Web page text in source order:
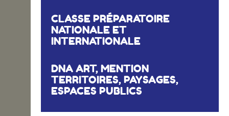
CLASSE PRÉPARATOIRE
NATIONALE ET
INTERNATIONALE
DNA ART, MENTION
TERRITOIRES, PAYSAGES,
ESPACES PUBLICS